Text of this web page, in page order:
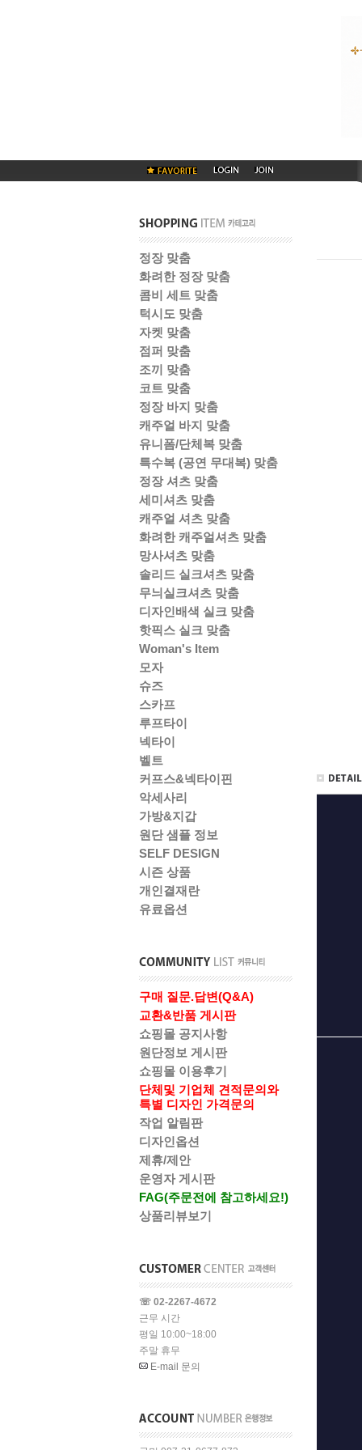
정장 맞춤
화려한 정장 맞춤
콤비 세트 맞춤
턱시도 맞춤
자켓 맞춤
점퍼 맞춤
조끼 맞춤
코트 맞춤
정장 바지 맞춤
캐주얼 바지 맞춤
유니폼/단체복 맞춤
특수복 (공연 무대복) 맞춤
정장 셔츠 맞춤
세미셔츠 맞춤
캐주얼 셔츠 맞춤
화려한 캐주얼셔츠 맞춤
망사셔츠 맞춤
솔리드 실크셔츠 맞춤
무늬실크셔츠 맞춤
디자인배색 실크 맞춤
핫픽스 실크 맞춤
Woman's Item
모자
슈즈
스카프
루프타이
넥타이
벨트
커프스&넥타이핀
악세사리
가방&지갑
원단 샘플 정보
SELF DESIGN
시즌 상품
개인결재란
유료옵션
구매 질문.답변(Q&A)
교환&반품 게시판
쇼핑몰 공지사항
원단정보 게시판
쇼핑몰 이용후기
단체및 기업체 견적문의와
특별 디자인 가격문의
작업 알림판
디자인옵션
제휴/제안
운영자 게시판
FAG(주문전에 참고하세요!)
상품리뷰보기
☏ 02-2267-4672
근무 시간
평일 10:00~18:00
주말 휴무
E-mail 문의